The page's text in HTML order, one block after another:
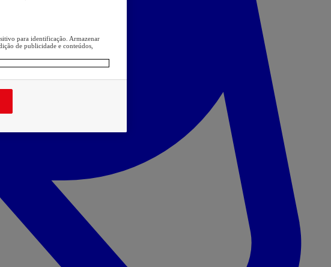
para identificação. Armazenar
de publicidade e conteúdos,